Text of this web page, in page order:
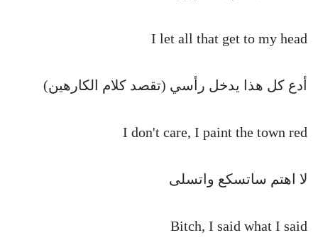
I let all that get to my head
أدع كل هذا يدخل رأسي (تقصد كلام الكارهين)
I don't care, I paint the town red
لا اهتم ساتسكع واتسلى
Bitch, I said what I said